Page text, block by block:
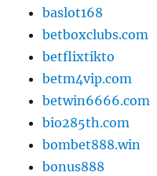
baslot168
betboxclubs.com
betflixtikto
betm4vip.com
betwin6666.com
bio285th.com
bombet888.win
bonus888